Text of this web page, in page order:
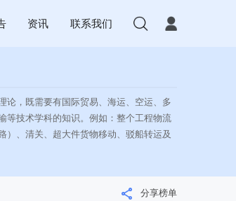
资讯 联系我们
论，既需要有国际贸易、海运、空运、多
等技术学科的知识。例如：整个工程物流
）、清关、超大件货物移动、驳船转运及
分享榜单